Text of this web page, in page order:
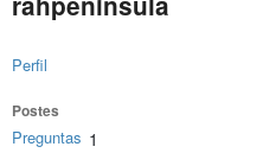
Perfil
Postes
Preguntas 1